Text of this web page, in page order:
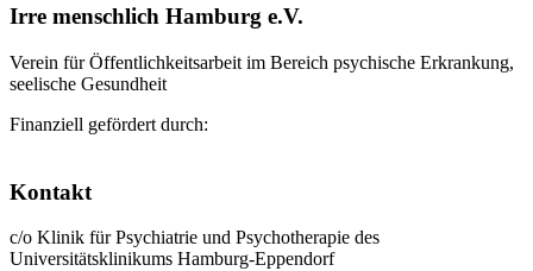
Irre menschlich Hamburg e.V.
Verein für Öffentlichkeitsarbeit im Bereich psychische Erkrankung,
seelische Gesundheit
Finanziell gefördert durch:
Kontakt
c/o Klinik für Psychiatrie und Psychotherapie des
Universitätsklinikums Hamburg-Eppendorf